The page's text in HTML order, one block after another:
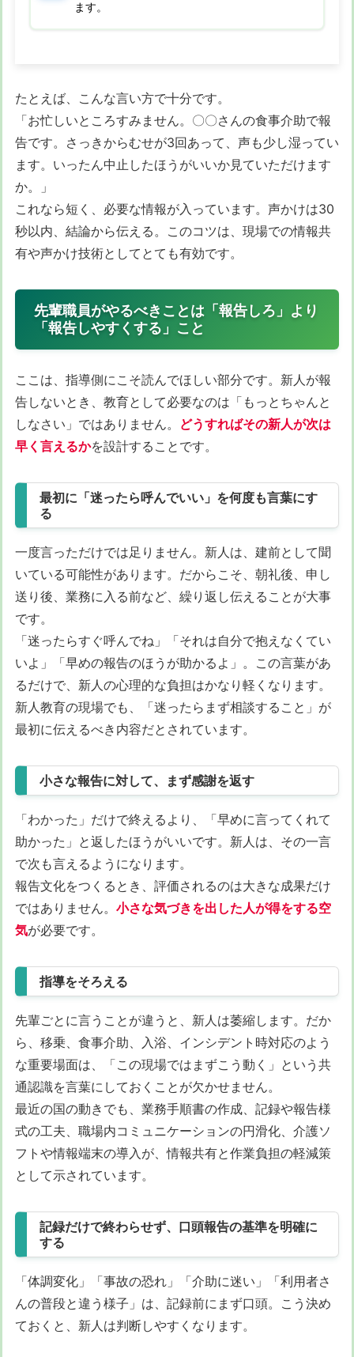
ます。
たとえば、こんな言い方で十分です。
「お忙しいところすみません。〇〇さんの食事介助で報
告です。さっきからむせが3回あって、声も少し湿ってい
ます。いったん中止したほうがいいか見ていただけます
か。」
これなら短く、必要な情報が入っています。声かけは30
秒以内、結論から伝える。このコツは、現場での情報共
有や声かけ技術としてとても有効です。
先輩職員がやるべきことは「報告しろ」より
「報告しやすくする」こと
ここは、指導側にこそ読んでほしい部分です。新人が報
告しないとき、教育として必要なのは「もっとちゃんと
しなさい」ではありません。 どうすればその新人が次は
早く言えるかを設計することです。
最初に「迷ったら呼んでいい」を何度も言葉にす
る
一度言っただけでは足りません。新人は、建前として聞
いている可能性があります。だからこそ、朝礼後、申し
送り後、業務に入る前など、繰り返し伝えることが大事
です。
「迷ったらすぐ呼んでね」「それは自分で抱えなくてい
いよ」「早めの報告のほうが助かるよ」。この言葉があ
るだけで、新人の心理的な負担はかなり軽くなります。
新人教育の現場でも、「迷ったらまず相談すること」が
最初に伝えるべき内容だとされています。
小さな報告に対して、まず感謝を返す
「わかった」だけで終えるより、「早めに言ってくれて
助かった」と返したほうがいいです。新人は、その一言
で次も言えるようになります。
報告文化をつくるとき、評価されるのは大きな成果だけ
ではありません。 小さな気づきを出した人が得をする空
気が必要です。
指導をそろえる
先輩ごとに言うことが違うと、新人は萎縮します。だか
ら、移乗、食事介助、入浴、インシデント時対応のよう
な重要場面は、「この現場ではまずこう動く」という共
通認識を言葉にしておくことが欠かせません。
最近の国の動きでも、業務手順書の作成、記録や報告様
式の工夫、職場内コミュニケーションの円滑化、介護ソ
フトや情報端末の導入が、情報共有と作業負担の軽減策
として示されています。
記録だけで終わらせず、口頭報告の基準を明確に
する
「体調変化」「事故の恐れ」「介助に迷い」「利用者さ
んの普段と違う様子」は、記録前にまず口頭。こう決め
ておくと、新人は判断しやすくなります。